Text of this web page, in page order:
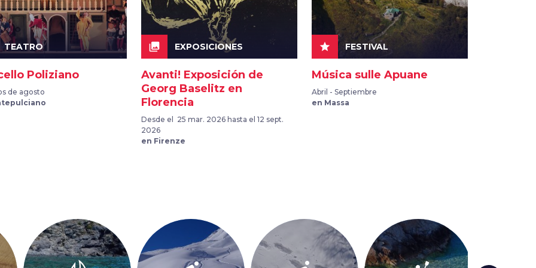
TEATRO
Poliziano
de agosto
collections EXPOSICIONES
Avanti! Exposición de
Georg Baselitz en
Florencia
Desde el 25 mar. 2026 hasta el 12 sept.
2026
en Firenze
star FESTIVAL
Música sulle Apuane
Abril - Septiembre
en Massa